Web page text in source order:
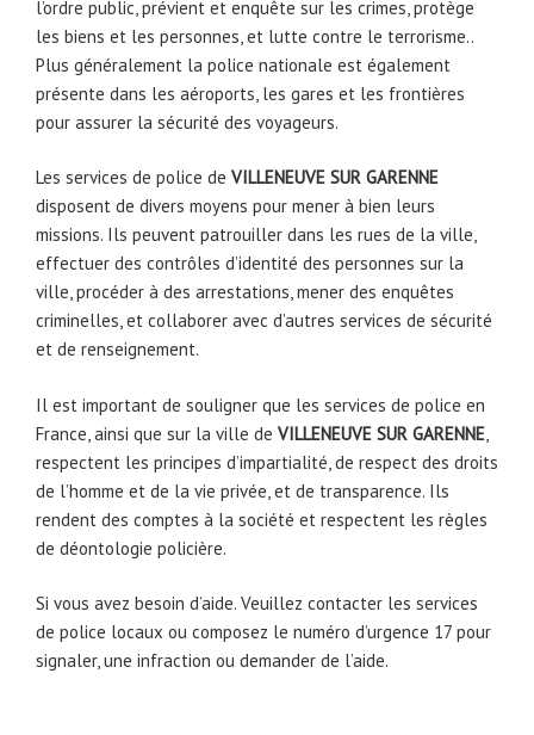
l’ordre public, prévient et enquête sur les crimes, protège
les biens et les personnes, et lutte contre le terrorisme..
Plus généralement la police nationale est également
présente dans les aéroports, les gares et les frontières
pour assurer la sécurité des voyageurs.
Les services de police de VILLENEUVE SUR GARENNE
disposent de divers moyens pour mener à bien leurs
missions. Ils peuvent patrouiller dans les rues de la ville,
effectuer des contrôles d’identité des personnes sur la
ville, procéder à des arrestations, mener des enquêtes
criminelles, et collaborer avec d’autres services de sécurité
et de renseignement.
Il est important de souligner que les services de police en
France, ainsi que sur la ville de VILLENEUVE SUR GARENNE
respectent les principes d’impartialité, de respect des droits
de l’homme et de la vie privée, et de transparence. Ils
rendent des comptes à la société et respectent les règles
de déontologie policière.
Si vous avez besoin d’aide. Veuillez contacter les services
de police locaux ou composez le numéro d’urgence 17 pour
signaler, une infraction ou demander de l’aide.